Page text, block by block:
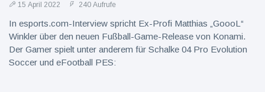
York
15 April 2022 240 Aufrufe
In esports.com-Interview spricht Ex-Profi Matthias „GoooL“
Winkler über den neuen Fußball-Game-Release von Konami.
Der Gamer spielt unter anderem für Schalke 04 Pro Evolution
Soccer und eFootball PES: